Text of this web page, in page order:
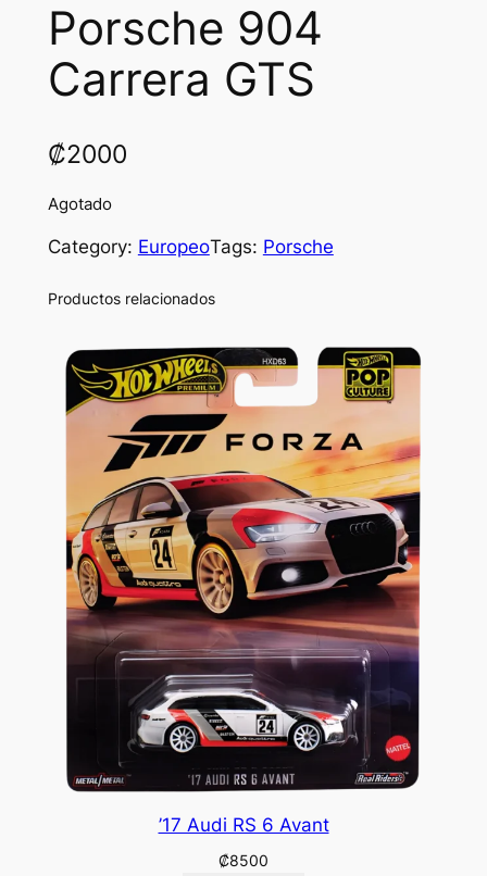
Porsche 904
Carrera GTS
₡2000
Agotado
Category: EuropeoTags: Porsche
Productos relacionados
’17 Audi RS 6 Avant
₡8500